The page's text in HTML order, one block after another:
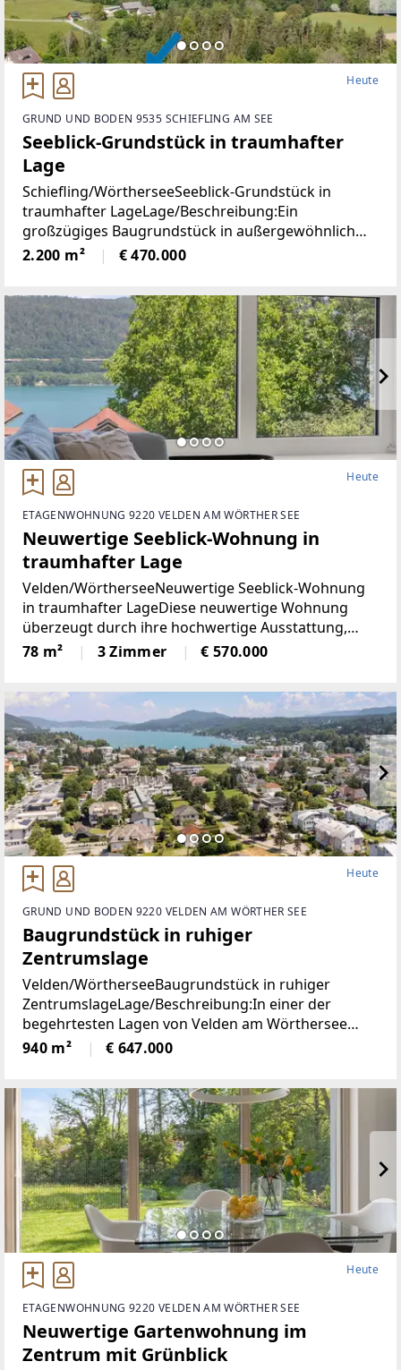
Heute
GRUND UND BODEN 9535 SCHIEFLING AM SEE
Seeblick-Grundstück in traumhafter
Lage
Schiefling/WörtherseeSeeblick-Grundstück in
traumhafter LageLage/Beschreibung:Ein
großzügiges Baugrundstück in außergewöhnlich
ruhiger Aussichtslage mit beeindruckendem
Weitblick über den Wörthersee und die umliegende
2.200 m² € 470.000
Heute
ETAGENWOHNUNG 9220 VELDEN AM WÖRTHER SEE
Neuwertige Seeblick-Wohnung in
traumhafter Lage
Velden/WörtherseeNeuwertige Seeblick-Wohnung
in traumhafter LageDiese neuwertige Wohnung
überzeugt durch ihre hochwertige Ausstattung,
durchdachte Raumaufteilung und einen
eindrucksvollen Blick auf den Wörthersee. Auf rund
78 m² 3 Zimmer € 570.000
Heute
GRUND UND BODEN 9220 VELDEN AM WÖRTHER SEE
Baugrundstück in ruhiger
Zentrumslage
Velden/WörtherseeBaugrundstück in ruhiger
ZentrumslageLage/Beschreibung:In einer der
begehrtesten Lagen von Velden am Wörthersee
befindet sich dieses ca. 940 m² große Grundstück,
das mit seiner ruhigen und dennoch zentralen Lage
940 m² € 647.000
Heute
ETAGENWOHNUNG 9220 VELDEN AM WÖRTHER SEE
Neuwertige Gartenwohnung im
Zentrum mit Grünblick